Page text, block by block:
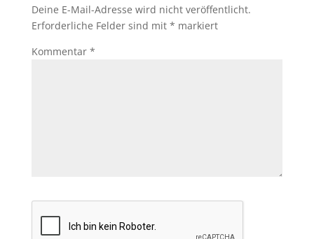
Deine E-Mail-Adresse wird nicht veröffentlicht.
Erforderliche Felder sind mit * markiert
Kommentar *